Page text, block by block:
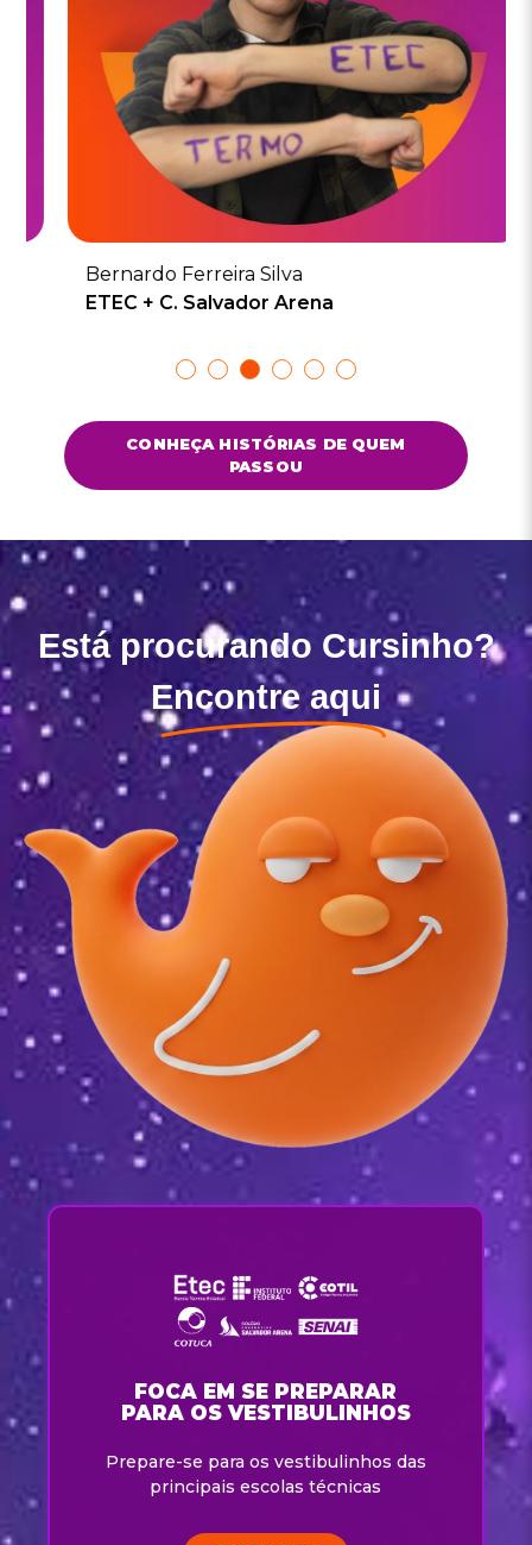
Bernardo Ferreira Silva
ETEC + C. Salvador Arena
CONHEÇA HISTÓRIAS DE QUEM
PASSOU
Está procurando Cursinho?
Encontre aqui
FOCA EM SE PREPARAR
PARA OS VESTIBULINHOS
Prepare-se para os vestibulinhos das
principais escolas técnicas